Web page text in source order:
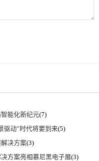
能化新纪元(7)
驱动”时代将要到来(5)
决方案(3)
方案亮相慕尼黑电子展(3)